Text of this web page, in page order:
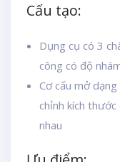
Cấu tạo:
Dụng cụ có 3
công có độ
Cơ cấu mở
chỉnh kích
nhau